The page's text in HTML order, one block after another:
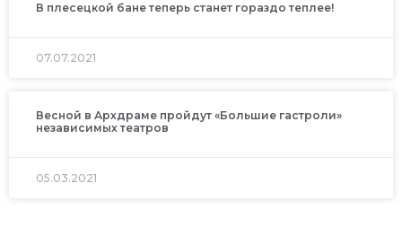
В плесецкой бане теперь станет гораздо теплее!
07.07.2021
Весной в Архдраме пройдут «Большие гастроли»
независимых театров
05.03.2021